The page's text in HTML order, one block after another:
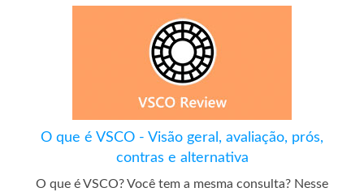
O que é VSCO - Visão geral, avaliação, prós,
contras e alternativa
O que é VSCO? Você tem a mesma consulta? Nesse